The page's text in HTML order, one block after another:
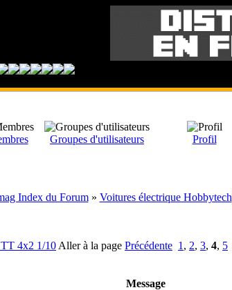
Groupes d'utilisateurs Profil
Index du Forum» Voitures électrique Hobbytech
4x2 1/10 Aller à la page Précédente 1 , 2, 3, 4, 5
Message